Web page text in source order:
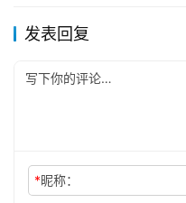
发表回复
*昵称：